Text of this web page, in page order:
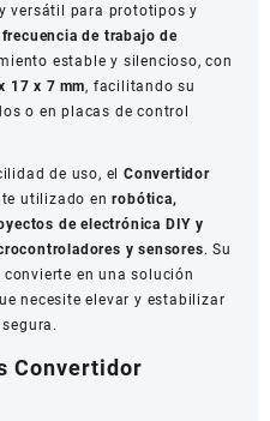
versátil para prototipos y
frecuencia de trabajo de
estable y silencioso, con
17 x 7 mm, facilitando su
o en placas de control
de uso, el Convertidor
utilizado enrobótica,
de electrónica DIY y
y sensores. Su
en una solución
necesite elevar y estabilizar
Convertidor